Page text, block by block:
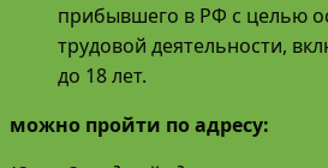
прибывшего в РФ с целью
трудовой деятельности,
до 18 лет.
можно пройти по адресу: